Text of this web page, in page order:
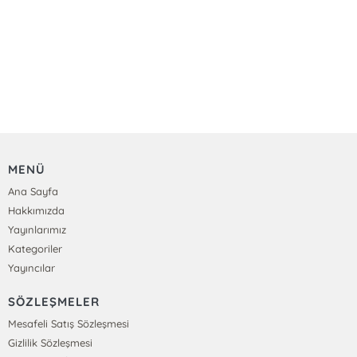
MENÜ
Ana Sayfa
Hakkımızda
Yayınlarımız
Kategoriler
Yayıncılar
SÖZLEŞMELER
Mesafeli Satış Sözleşmesi
Gizlilik Sözleşmesi